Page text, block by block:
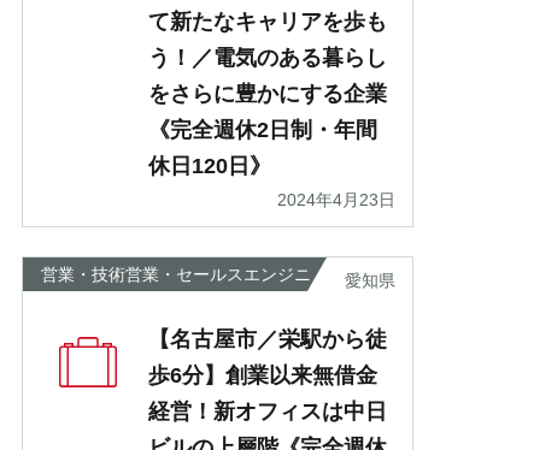
て新たなキャリアを歩も
う！／電気のある暮らし
をさらに豊かにする企業
《完全週休2日制・年間
休日120日》
2024年4月23日
営業・技術営業・セールスエンジニ
愛知県
【名古屋市／栄駅から徒
歩6分】創業以来無借金
経営！新オフィスは中日